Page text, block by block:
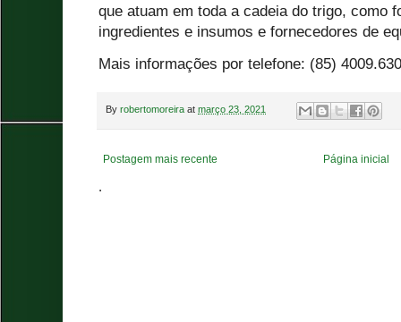
que atuam em toda a cadeia do trigo, como
ingredientes e insumos e fornecedores de
Mais informações por telefone: (85)
By robertomoreira at março 23, 2021
Postagem mais recente Página inicial
.